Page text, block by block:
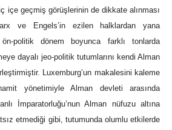
içe geçmiş görüşlerinin de dikkate alınması
ve Engels’in ezilen halklardan yana
politik dönem boyunca farklı tonlarda
dayalı jeo-politik tutumlarını kendi Alman
Luxemburg’un makalesini kaleme
yönetimiyle Alman devleti arasında
İmparatorluğu’nun Alman nüfuzu altına
etmediği gibi, tutumunda olumlu etkilerde